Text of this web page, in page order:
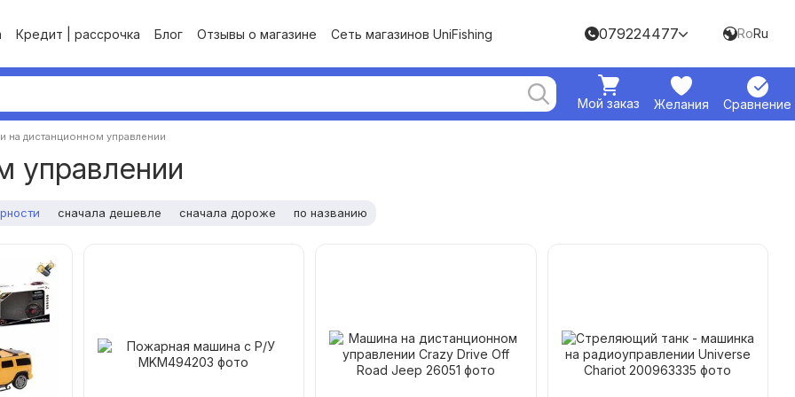
Кредит | рассрочка Блог Отзывы о магазине Сеть магазинов UniFishing 079224477 RoRu
Мой заказ Желания Сравнение
на дистанционном управлении
управлении
сначала дешевле сначала дороже по названию